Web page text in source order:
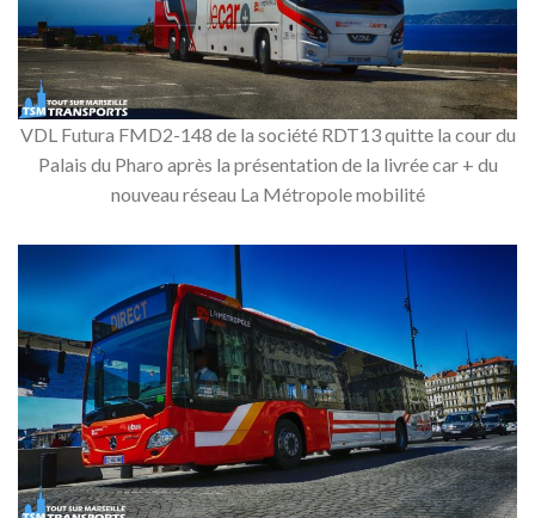
VDL Futura FMD2-148 de la société RDT13 quitte la cour du
Palais du Pharo après la présentation de la livrée car + du
nouveau réseau La Métropole mobilité